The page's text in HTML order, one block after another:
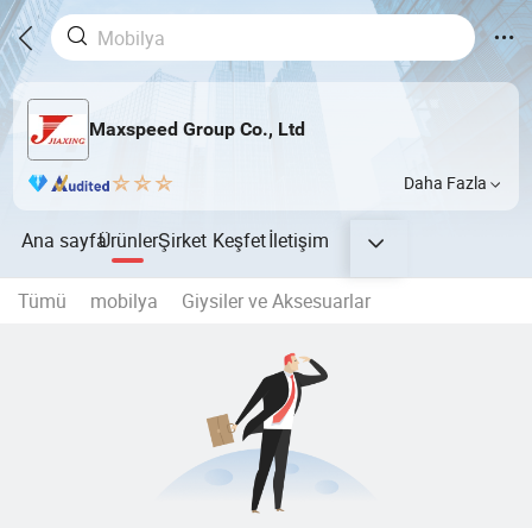
Maxspeed Group Co., Ltd
Daha Fazla
Ana sayfaÜrünlerŞirket Keşfetİletişim
Tümü mobilya Giysiler ve Aksesuarlar